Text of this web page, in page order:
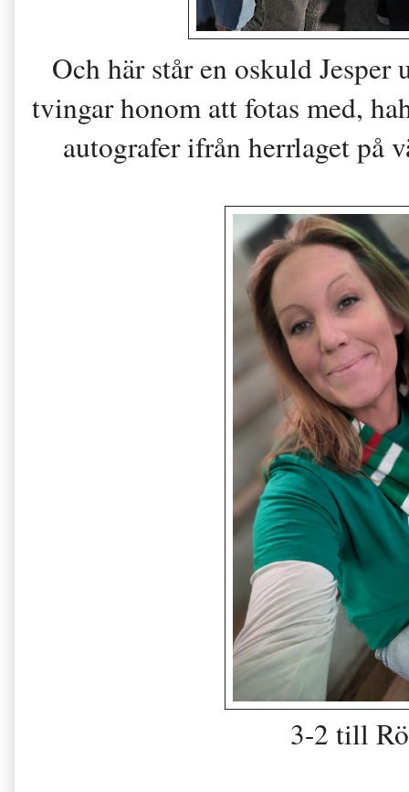
Och här står en oskuld
tvingar honom att fotas med,
autografer ifrån herrlaget på
3-2 till